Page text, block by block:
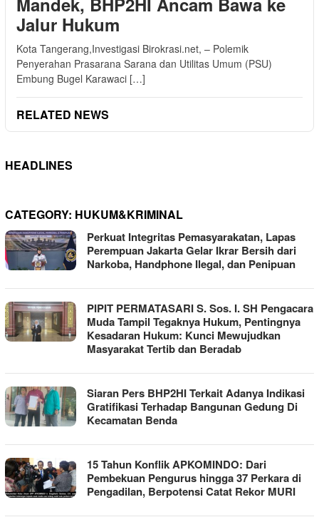
Jalur Hukum
Kota Tangerang,Investigasi Birokrasi.net, – Polemik
Penyerahan Prasarana Sarana dan Utilitas Umum (PSU)
Embung Bugel Karawaci […]
RELATED NEWS
HEADLINES
CATEGORY: HUKUM&KRIMINAL
Perkuat Integritas Pemasyarakatan, Lapas
Perempuan Jakarta Gelar Ikrar Bersih dari
Narkoba, Handphone Ilegal, dan Penipuan
PIPIT PERMATASARI S. Sos. I. SH Pengacara
Muda Tampil Tegaknya Hukum, Pentingnya
Kesadaran Hukum: Kunci Mewujudkan
Masyarakat Tertib dan Beradab
Siaran Pers BHP2HI Terkait Adanya Indikasi
Gratifikasi Terhadap Bangunan Gedung Di
Kecamatan Benda
15 Tahun Konflik APKOMINDO: Dari
Pembekuan Pengurus hingga 37 Perkara di
Pengadilan, Berpotensi Catat Rekor MURI